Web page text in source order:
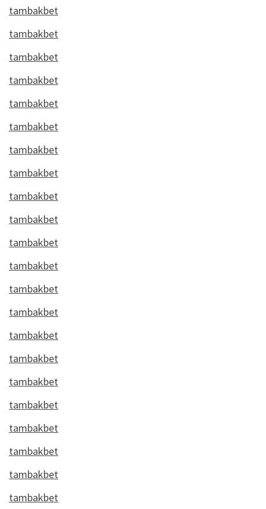
tambakbet
tambakbet
tambakbet
tambakbet
tambakbet
tambakbet
tambakbet
tambakbet
tambakbet
tambakbet
tambakbet
tambakbet
tambakbet
tambakbet
tambakbet
tambakbet
tambakbet
tambakbet
tambakbet
tambakbet
tambakbet
tambakbet